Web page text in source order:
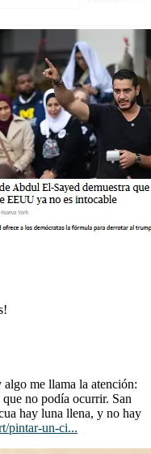
algo me llama la atención:
no podía ocurrir. San
hay luna llena, y no hay
pintar-un-ci...